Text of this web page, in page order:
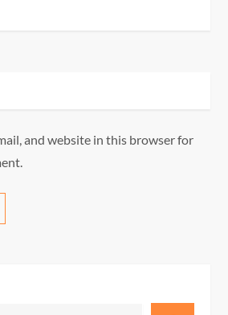
and website in this browser for